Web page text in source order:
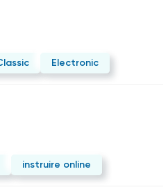
Electronic
instruire online